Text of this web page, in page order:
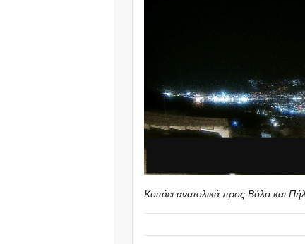
Κοιτάει ανατολικά προς Βόλο και